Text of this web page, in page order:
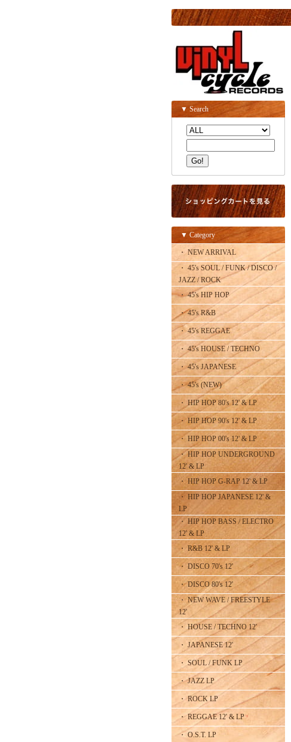
▼ Search
▼ Category
・ NEW ARRIVAL
・ 45's SOUL / FUNK / DISCO /
JAZZ / ROCK
・ 45's HIP HOP
・ 45's R&B
・ 45's REGGAE
・ 45's HOUSE / TECHNO
・ 45's JAPANESE
・ 45's (NEW)
・ HIP HOP 80's 12' & LP
・ HIP HOP 90's 12' & LP
・ HIP HOP 00's 12' & LP
・ HIP HOP UNDERGROUND
12' & LP
・ HIP HOP G-RAP 12' & LP
・ HIP HOP JAPANESE 12' &
LP
・ HIP HOP BASS / ELECTRO
12' & LP
・ R&B 12' & LP
・ DISCO 70's 12'
・ DISCO 80's 12'
・ NEW WAVE / FREESTYLE
12'
・ HOUSE / TECHNO 12'
・ JAPANESE 12'
・ SOUL / FUNK LP
・ JAZZ LP
・ ROCK LP
・ REGGAE 12' & LP
・ O.S.T. LP